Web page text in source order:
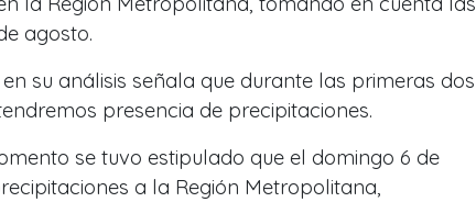
agosto.
su análisis señala que durante las primeras dos
presencia de precipitaciones.
se tuvo estipulado que el domingo 6 de
a la Región Metropolitana,